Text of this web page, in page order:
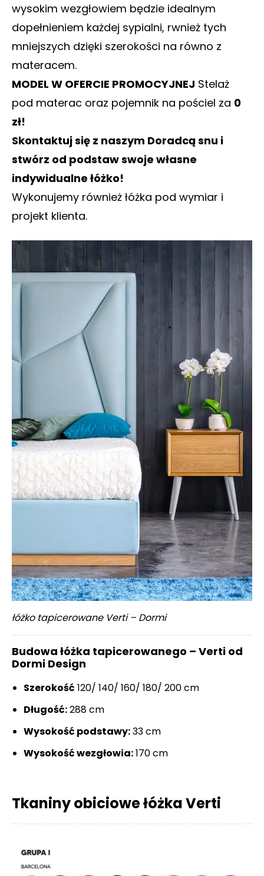
A
wysokim wezgłowiem będzie idealnym
dopełnieniem każdej sypialni, rwnież tych
mniejszych dzięki szerokości na równo z
materacem.
MODEL W OFERCIE PROMOCYJNEJ Stelaż
pod materac oraz pojemnik na pościel za 0
zł!
Skontaktuj się z naszym Doradcą snu i
stwórz od podstaw swoje własne
indywidualne łóżko!
Wykonujemy również łóżka pod wymiar i
projekt klienta.
łóżko tapicerowane Verti – Dormi
Budowa łóżka tapicerowanego – Verti od
Dormi Design
Szerokość 120/ 140/ 160/ 180/ 200 cm
Długość:288 cm
Wysokość podstawy:33 cm
Wysokość wezgłowia:170 cm
Tkaniny obiciowe łóżka Verti